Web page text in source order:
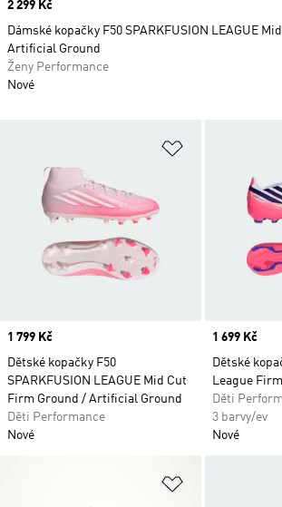
Price
1 799 Kč
Dětské kopačky F50
SPARKFUSION LEAGUE Mid Cut
Firm Ground / Artificial Ground
Děti Performance
Nové
Price
1 699 Kč
Dětské
League
Děti
3 barvy/ev
Nové
Price
2 299 Kč
Dámské kopačky F50 SPARKFUSION LEAGUE
Artificial Ground
Ženy Performance
Nové